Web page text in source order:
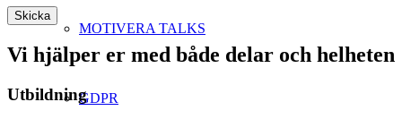
MOTIVERA TALKS
GDPR
Vi hjälper er med både delar och helheten
Utbildning